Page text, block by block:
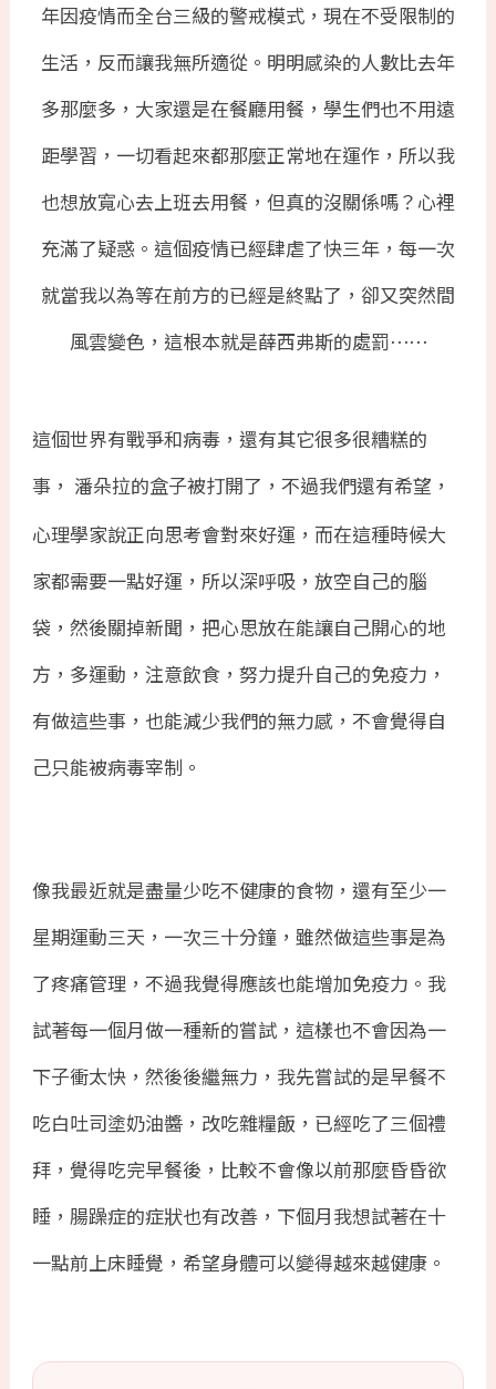
年因疫情而全台三級的警戒模式，現在不受限制的
生活，反而讓我無所適從。明明感染的人數比去年
多那麼多，大家還是在餐廳用餐，學生們也不用遠
距學習，一切看起來都那麼正常地在運作，所以我
也想放寬心去上班去用餐，但真的沒關係嗎？心裡
充滿了疑惑。這個疫情已經肆虐了快三年，每一次
就當我以為等在前方的已經是終點了，卻又突然間
風雲變色，這根本就是薛西弗斯的處罰⋯⋯
這個世界有戰爭和病毒，還有其它很多很糟糕的
事， 潘朵拉的盒子被打開了，不過我們還有希望，
心理學家說正向思考會對來好運，而在這種時候大
家都需要一點好運，所以深呼吸，放空自己的腦
袋，然後關掉新聞，把心思放在能讓自己開心的地
方，多運動，注意飲食，努力提升自己的免疫力，
有做這些事，也能減少我們的無力感，不會覺得自
己只能被病毒宰制。
像我最近就是盡量少吃不健康的食物，還有至少一
星期運動三天，一次三十分鐘，雖然做這些事是為
了疼痛管理，不過我覺得應該也能增加免疫力。我
試著每一個月做一種新的嘗試，這樣也不會因為一
下子衝太快，然後後繼無力，我先嘗試的是早餐不
吃白吐司塗奶油醬，改吃雜糧飯，已經吃了三個禮
拜，覺得吃完早餐後，比較不會像以前那麼昏昏欲
睡，腸躁症的症狀也有改善，下個月我想試著在十
一點前上床睡覺，希望身體可以變得越來越健康。